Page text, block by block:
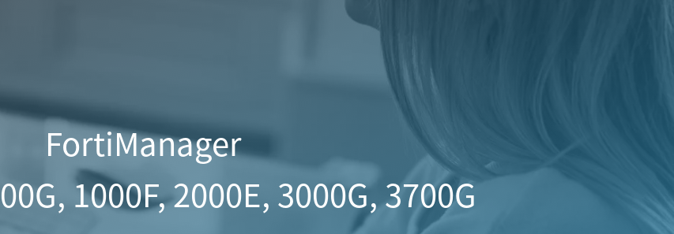
FortiManager
1000F, 2000E, 3000G, 3700G